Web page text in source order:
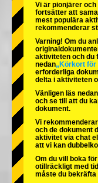
Tokyo Shibuya
Tokyo Asakusa
Okinawa
Vi är pionjärer och
fortsätter att
mest populära
rekommenderar
Varning! Om du
aktiviteten och du
nedan„Körkort för
erforderliga
delta i aktiviteten
Vänligen läs
och se till att du
dokument.
Vi
och de dokument
aktivitet via chat
att vi kan
Om du vill boka
otillräckligt med
måste du bekräfta